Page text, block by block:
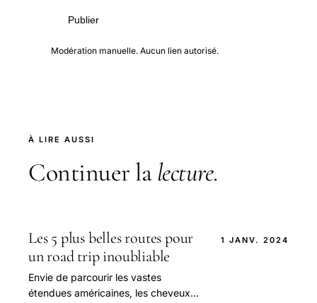
Publier
Modération manuelle. Aucun lien autorisé.
À LIRE AUSSI
Continuer la lecture.
Les 5 plus belles routes pour
un road trip inoubliable
Envie de parcourir les vastes
étendues américaines, les cheveux
1 JANV. 2024